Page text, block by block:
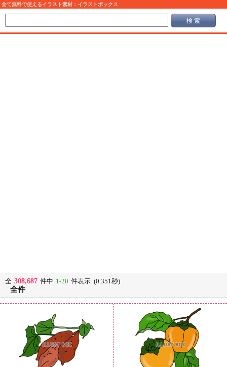
全て無料で使えるイラスト素材：イラストボックス
検 索
全 308,687 件中 1-20 件表示 (0.351秒)
全件